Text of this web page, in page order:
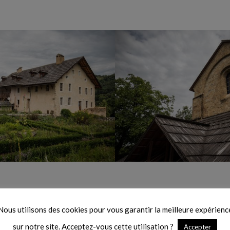
utilisons des cookies pour vous garantir la meilleure
sur notre site. Acceptez-vous cette utilisation ?
Accepter